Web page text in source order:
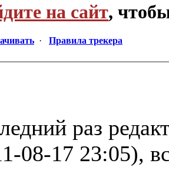
на сайт,
· Правила трекера
раз
08-17 23:05),